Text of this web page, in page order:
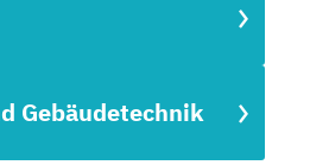
Gebäudetechnik